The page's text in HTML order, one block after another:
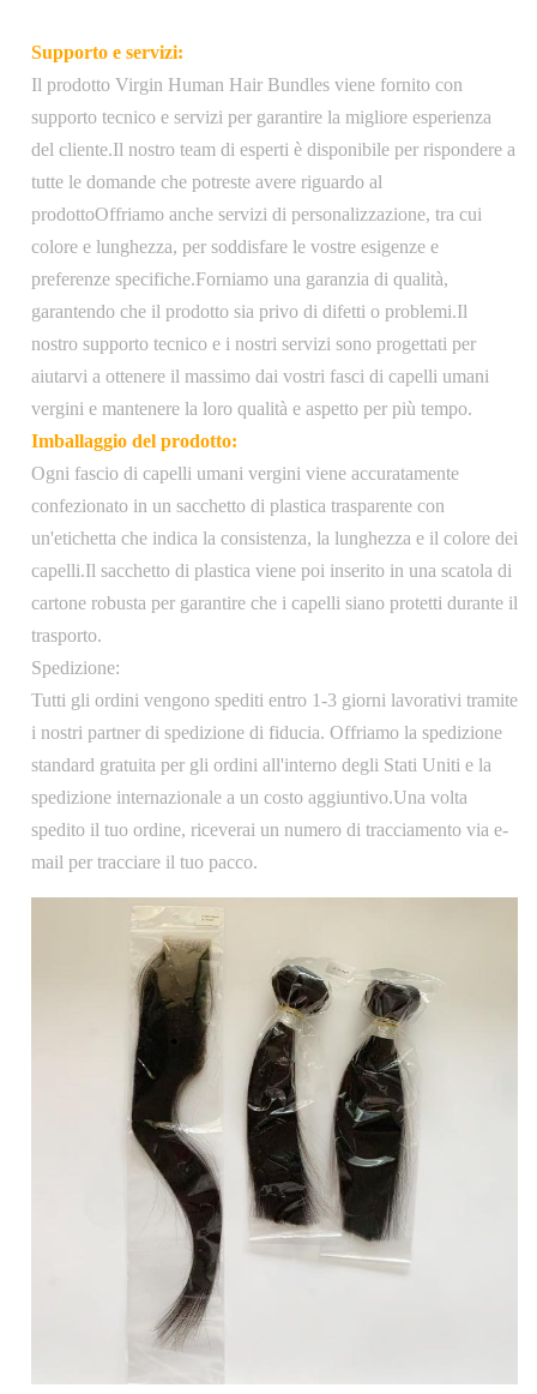
trasporto:
100 grammi
Spedizione:
Spedizione gratuita negli Stati Uniti, ordini
elaborati entro 1-2 giorni lavorativi e spediti
tramite USPS Priority Mail, spedizione
internazionale disponibile a pagamento
Supporto e servizi:
Il prodotto Virgin Human Hair Bundles viene fornito con
supporto tecnico e servizi per garantire la migliore esperienza
del cliente.Il nostro team di esperti è disponibile per rispondere a
tutte le domande che potreste avere riguardo al
prodottoOffriamo anche servizi di personalizzazione, tra cui
colore e lunghezza, per soddisfare le vostre esigenze e
preferenze specifiche.Forniamo una garanzia di qualità,
garantendo che il prodotto sia privo di difetti o problemi.Il
nostro supporto tecnico e i nostri servizi sono progettati per
aiutarvi a ottenere il massimo dai vostri fasci di capelli umani
vergini e mantenere la loro qualità e aspetto per più tempo.
Imballaggio del prodotto:
Ogni fascio di capelli umani vergini viene accuratamente
confezionato in un sacchetto di plastica trasparente con
un'etichetta che indica la consistenza, la lunghezza e il colore dei
capelli.Il sacchetto di plastica viene poi inserito in una scatola di
cartone robusta per garantire che i capelli siano protetti durante il
trasporto.
Spedizione:
Tutti gli ordini vengono spediti entro 1-3 giorni lavorativi tramite
i nostri partner di spedizione di fiducia. Offriamo la spedizione
standard gratuita per gli ordini all'interno degli Stati Uniti e la
spedizione internazionale a un costo aggiuntivo.Una volta
spedito il tuo ordine, riceverai un numero di tracciamento via e-
mail per tracciare il tuo pacco.